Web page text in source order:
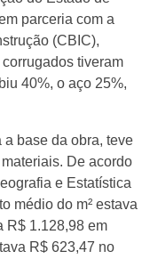
parceria com a
(CBIC),
tiveram
40%, o aço 25%,
base da obra, teve
De acordo
e Estatística
médio do m² estava
R$ 1.128,98 em
R$ 623,47 no